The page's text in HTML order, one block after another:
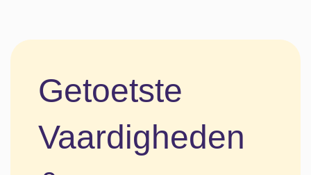
Getoetste
Vaardigheden